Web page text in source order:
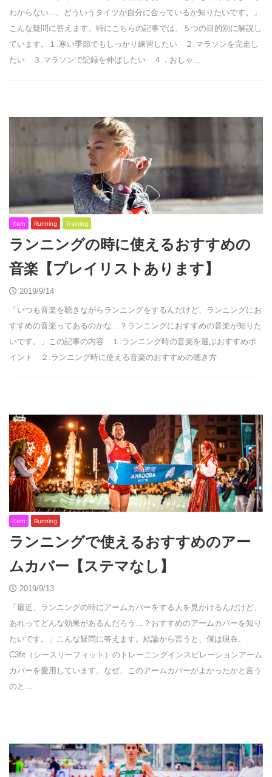
わからない...。どういうタイツが自分に合っているか知りたいです。」
こんな疑問に答えます。特にこちらの記事では、５つの目的別に解説し
ています。１.寒い季節でもしっかり練習したい ２.マラソンを完走し
たい ３.マラソンで記録を伸ばしたい ４．おしゃ...
Item Running Training
ランニングの時に使えるおすすめの
音楽【プレイリストあります】
2019/9/14
「いつも音楽を聴きながらランニングをするんだけど、ランニングにお
すすめの音楽ってあるのかな…？ランニングにおすすめの音楽が知りた
いです。」この記事の内容 １.ランニング時の音楽を選ぶおすすめポ
イント ２.ランニング時に使える音楽のおすすめの聴き方
Item Running
ランニングで使えるおすすめのアー
ムカバー【ステマなし】
2019/9/13
「最近、ランニングの時にアームカバーをする人を見かけるんだけど、
あれってどんな効果があるんだろう…？おすすめのアームカバーを知り
たいです。」こんな疑問に答えます。結論から言うと、僕は現在、
C3fit（シースリーフィット）のトレーニングインスピレーションアーム
カバーを愛用しています。なぜ、このアームカバーがよかったかと言う
のと...